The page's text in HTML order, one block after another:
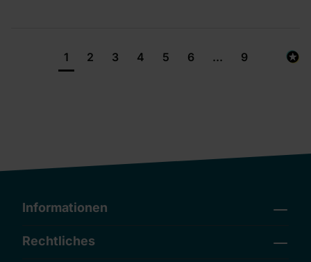
1 2 3 4 5 6 ... 9
Informationen
Rechtliches